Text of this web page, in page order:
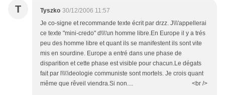
T Tyszko 30/12/2006 11:57
Je co-signe et recommande texte écrit par drzz. J\\\'appellerai
ce texte "mini-credo" d\\\'un homme libre.En Europe il y a trés
peu des homme libre et quant ils se manifestent ils sont vite
mis en sourdine. Europe a entré dans une phase de
disparition et cette phase est visible pour chacun.Le dégats
fait par l\\\'ideologie communiste sont mortels. Je crois quant
même que rêveil viendra.Si non.... <br />